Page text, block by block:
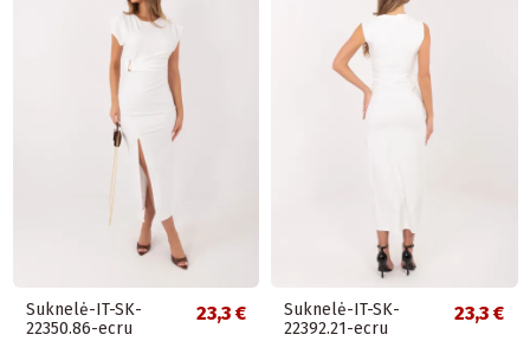
Suknelė-IT-SK-
22350.86-ecru
23,3 €
Suknelė-IT-SK-
22392.21-ecru
23,3 €